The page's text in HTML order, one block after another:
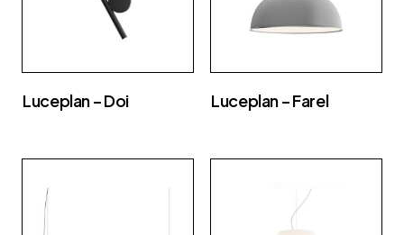
Luceplan – Doi Luceplan – Farel